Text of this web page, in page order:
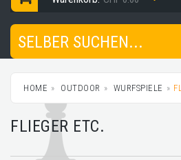
SELBER SUCHEN...
HOME OUTDOOR WURFSPIELE
FLIEGER ETC.